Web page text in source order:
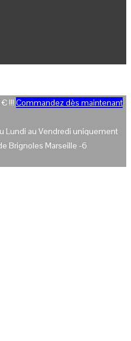
!!! Commandez dès maintenant
Lundi au Vendredi uniquement
Brignoles Marseille -6